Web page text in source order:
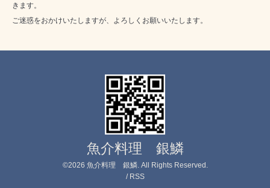
きます。
ご迷惑をおかけいたしますが、よろしくお願いいたします。
魚介料理 銀鱗
©2026 魚介料理 銀鱗. All Rights Reserved.
/ RSS